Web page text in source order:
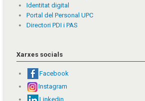
Identitat digital
Portal del Personal UPC
Directori PDI i PAS
Xarxes socials
Facebook
Instagram
Linkedin